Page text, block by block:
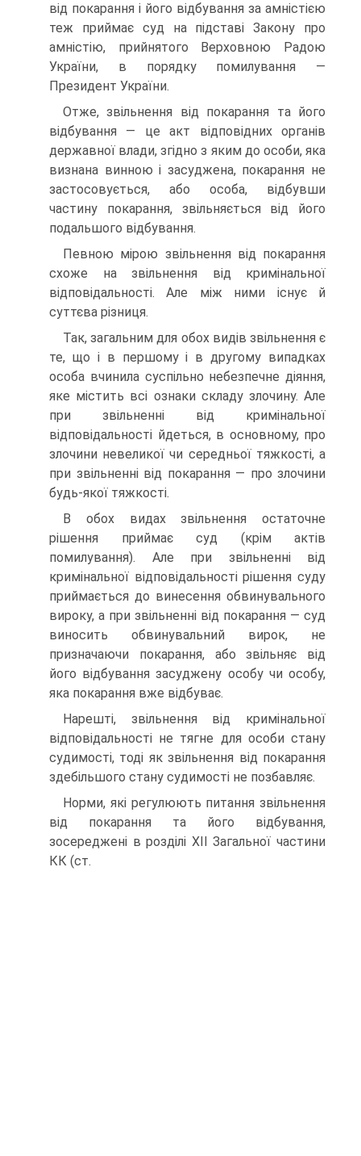
від покарання і його відбування за амністією
теж приймає суд на підставі Закону про
амністію, прийнятого Верховною Радою
України, в порядку помилування —
Президент України.
Отже, звільнення від покарання та його
відбування — це акт відповідних органів
державної влади, згідно з яким до особи, яка
визнана винною і засуджена, покарання не
застосовується, або особа, відбувши
частину покарання, звільняється від його
подальшого відбування.
Певною мірою звільнення від покарання
схоже на звільнення від кримінальної
відповідальності. Але між ними існує й
суттєва різниця.
Так, загальним для обох видів звільнення є
те, що і в першому і в другому випадках
особа вчинила суспільно небезпечне діяння,
яке містить всі ознаки складу злочину. Але
при звільненні від кримінальної
відповідальності йдеться, в основному, про
злочини невеликої чи середньої тяжкості, а
при звільненні від покарання — про злочини
будь-якої тяжкості.
В обох видах звільнення остаточне
рішення приймає суд (крім актів
помилування). Але при звільненні від
кримінальної відповідальності рішення суду
приймається до винесення обвинувального
вироку, а при звільненні від покарання — суд
виносить обвинувальний вирок, не
призначаючи покарання, або звільняє від
його відбування засуджену особу чи особу,
яка покарання вже відбуває.
Нарешті, звільнення від кримінальної
відповідальності не тягне для особи стану
судимості, тоді як звільнення від покарання
здебільшого стану судимості не позбавляє.
Норми, які регулюють питання звільнення
від покарання та його відбування,
зосереджені в розділі XII Загальної частини
КК (ст.